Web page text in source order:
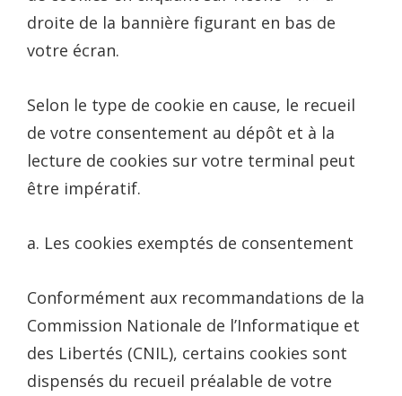
droite de la bannière figurant en bas de
votre écran.
Selon le type de cookie en cause, le recueil
de votre consentement au dépôt et à la
lecture de cookies sur votre terminal peut
être impératif.
a. Les cookies exemptés de consentement
Conformément aux recommandations de la
Commission Nationale de l’Informatique et
des Libertés (CNIL), certains cookies sont
dispensés du recueil préalable de votre